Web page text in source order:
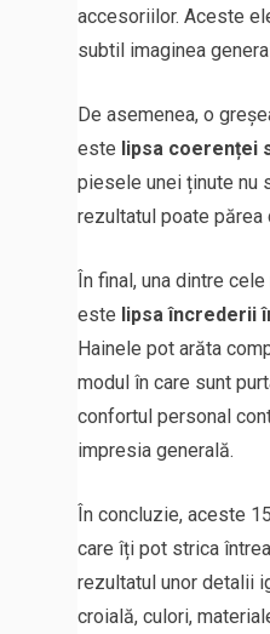
accesoriilor. Aceste
subtil imaginea
De asemenea, o
este lipsa coerenței
piesele unei ținute nu
rezultatul poate părea
În final, una dintre
este lipsa încrederii
Hainele pot arăta
modul în care sunt
confortul personal
impresia generală.
În concluzie, aceste
care îți pot strica
rezultatul unor detalii
croială, culori,